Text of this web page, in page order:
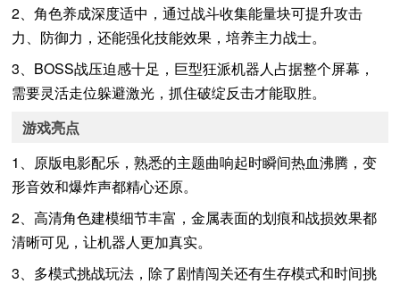
2、角色养成深度适中，通过战斗收集能量块可提升攻击
力、防御力，还能强化技能效果，培养主力战士。
3、BOSS战压迫感十足，巨型狂派机器人占据整个屏幕，
需要灵活走位躲避激光，抓住破绽反击才能取胜。
游戏亮点
1、原版电影配乐，熟悉的主题曲响起时瞬间热血沸腾，变
形音效和爆炸声都精心还原。
2、高清角色建模细节丰富，金属表面的划痕和战损效果都
清晰可见，让机器人更加真实。
3、多模式挑战玩法，除了剧情闯关还有生存模式和时间挑